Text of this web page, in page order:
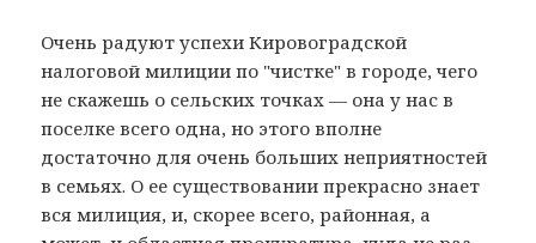
Очень радуют успехи Кировоградской
налоговой милиции по "чистке" в городе, чего
не скажешь о сельских точках — она у нас в
поселке всего одна, но этого вполне
достаточно для очень больших неприятностей
в семьях. О ее существовании прекрасно знает
вся милиция, и, скорее всего, районная, а